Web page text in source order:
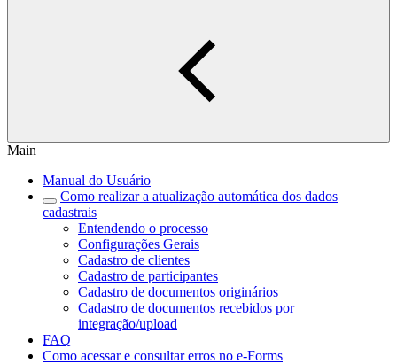
Main
Manual do Usuário
Como realizar a atualização automática dos dados
cadastrais
Entendendo o processo
Configurações Gerais
Cadastro de clientes
Cadastro de participantes
Cadastro de documentos originários
Cadastro de documentos recebidos por
integração/upload
FAQ
Como acessar e consultar erros no e-Forms